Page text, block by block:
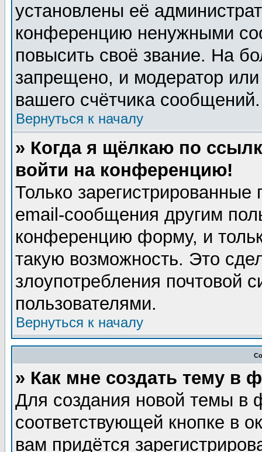
установлены её
конференцию ненужными
повысить своё звание. На
запрещено, и модератор
вашего счётчика сообщений.
Вернуться к началу
» Когда я щёлкаю по
войти на конференцию!
Только зарегистрированные
email-сообщения другим
конференцию форму, и
такую возможность. Это
злоупотребления почтовой
пользователями.
Вернуться к началу
» Как мне создать тему в
Для создания новой темы в
соответствующей кнопке в
вам придётся